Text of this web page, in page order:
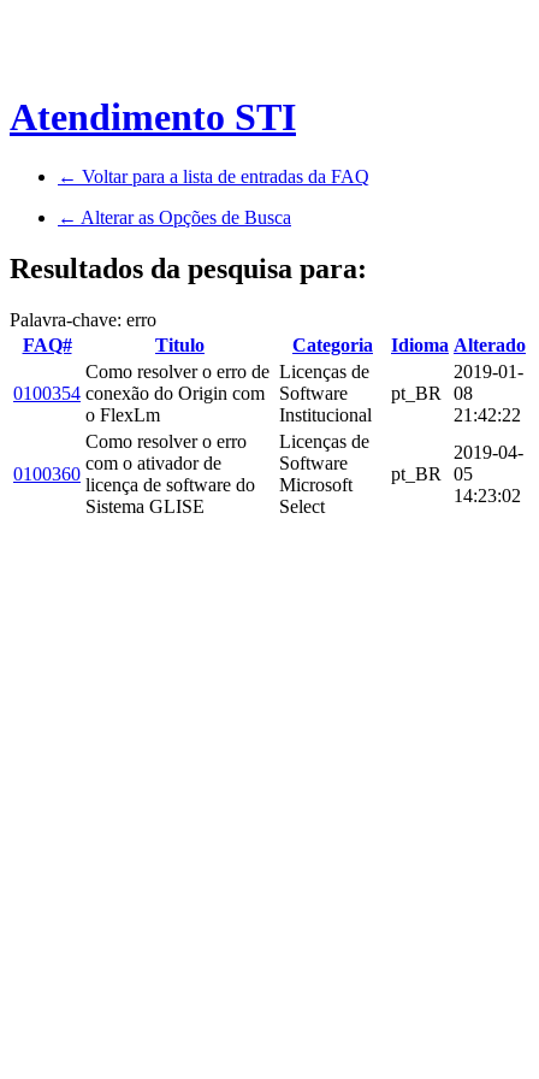
Atendimento STI
← Voltar para a lista de entradas da FAQ
← Alterar as Opções de Busca
Resultados da pesquisa para:
Palavra-chave: erro
FAQ#
Titulo Categoria Idioma Alterado
0100354
Como resolver o erro de
conexão do Origin com
o FlexLm
Licenças de
Software
Institucional
pt_BR
2019-01-
08
21:42:22
0100360
Como resolver o erro
com o ativador de
licença de software do
Sistema GLISE
Licenças de
Software
Microsoft
Select
pt_BR
2019-04-
05
14:23:02